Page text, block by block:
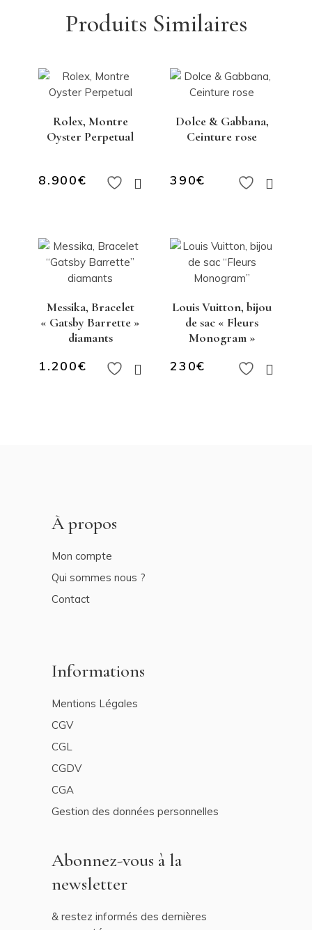
Produits Similaires
Rolex, Montre
Oyster Perpetual
8.900€
Dolce & Gabbana,
Ceinture rose
390€
Messika, Bracelet
« Gatsby Barrette »
diamants
1.200€
Louis Vuitton, bijou
de sac « Fleurs
Monogram »
230€
À propos
Mon compte
Qui sommes nous ?
Contact
Informations
Mentions Légales
CGV
CGL
CGDV
CGA
Gestion des données personnelles
Abonnez-vous à la
newsletter
& restez informés des dernières